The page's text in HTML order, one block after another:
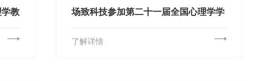
教
场致科技参加第二十一届全国心理学学
了解详情